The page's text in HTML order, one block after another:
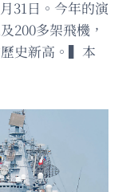
31日。今年的演
200多架飛機，
史新高。▍本